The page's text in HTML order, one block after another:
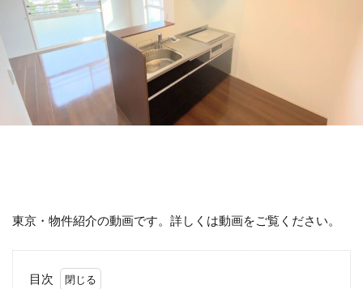
東京・物件紹介の動画です。詳しくは動画をご覧ください。
目次